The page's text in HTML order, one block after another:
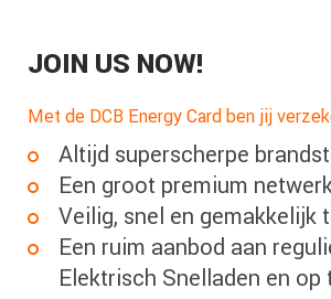
JOIN US NOW!
Met de DCB Energy Card ben jij
Altijd superscherpe
Een groot premium
Veilig, snel en
Een ruim aanbod aan
Elektrisch Snelladen en